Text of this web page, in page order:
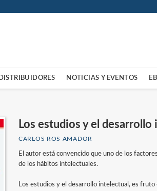
DISTRIBUIDORES NOTICIAS Y EVENTOS
Los estudios y el desarrollo
CARLOS ROS AMADOR
El autor está convencido que uno de los
de los hábitos intelectuales.
Los estudios y el desarrollo intelectual, es